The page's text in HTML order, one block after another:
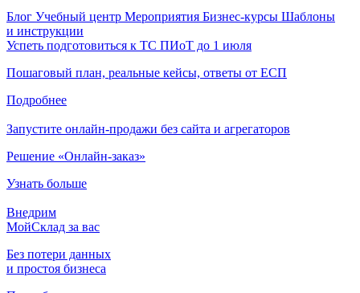
Блог Учебный центр Мероприятия Бизнес-курсы Шаблоны
и инструкции
Успеть подготовиться к ТС ПИоТ до 1 июля
Пошаговый план, реальные кейсы, ответы от ЕСП
Подробнее
Запустите онлайн-продажи без сайта и агрегаторов
Решение «Онлайн-заказ»
Узнать больше
Внедрим
МойСклад за вас
Без потери данных
и простоя бизнеса